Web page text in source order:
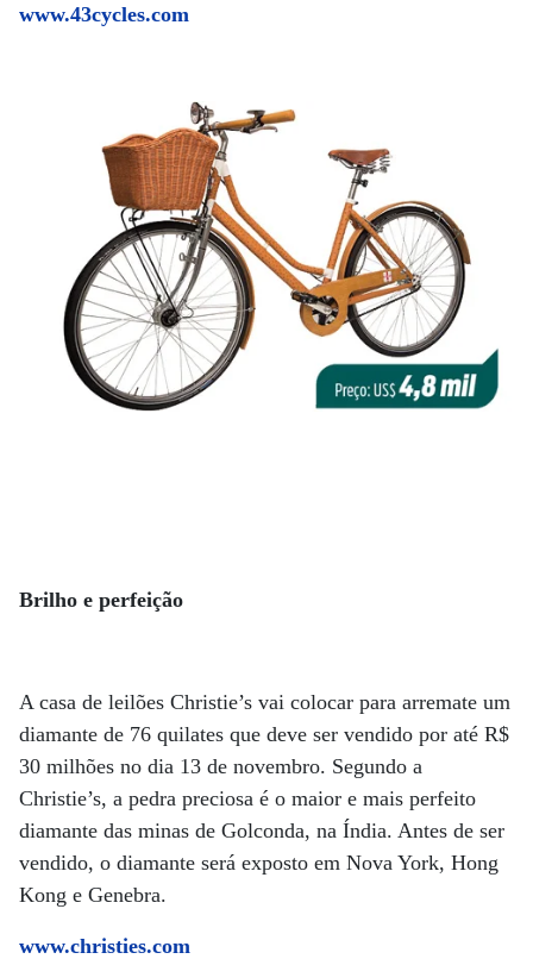
www.43cycles.com
Brilho e perfeição
A casa de leilões Christie’s vai colocar para arremate um
diamante de 76 quilates que deve ser vendido por até R$
30 milhões no dia 13 de novembro. Segundo a
Christie’s, a pedra preciosa é o maior e mais perfeito
diamante das minas de Golconda, na Índia. Antes de ser
vendido, o diamante será exposto em Nova York, Hong
Kong e Genebra.
www.christies.com